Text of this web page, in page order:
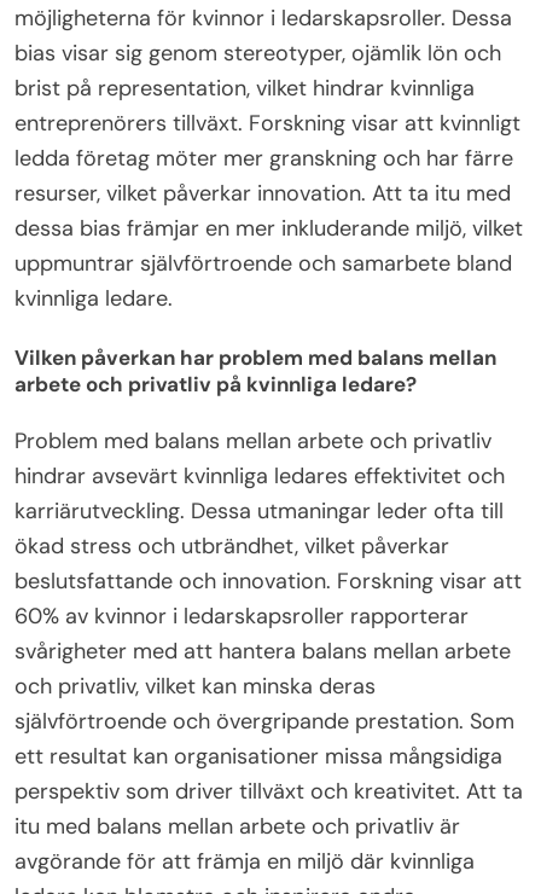
möjligheterna för kvinnor i ledarskapsroller. Dessa
bias visar sig genom stereotyper, ojämlik lön och
brist på representation, vilket hindrar kvinnliga
entreprenörers tillväxt. Forskning visar att kvinnligt
ledda företag möter mer granskning och har färre
resurser, vilket påverkar innovation. Att ta itu med
dessa bias främjar en mer inkluderande miljö, vilket
uppmuntrar självförtroende och samarbete bland
kvinnliga ledare.
Vilken påverkan har problem med balans mellan
arbete och privatliv på kvinnliga ledare?
Problem med balans mellan arbete och privatliv
hindrar avsevärt kvinnliga ledares effektivitet och
karriärutveckling. Dessa utmaningar leder ofta till
ökad stress och utbrändhet, vilket påverkar
beslutsfattande och innovation. Forskning visar att
60% av kvinnor i ledarskapsroller rapporterar
svårigheter med att hantera balans mellan arbete
och privatliv, vilket kan minska deras
självförtroende och övergripande prestation. Som
ett resultat kan organisationer missa mångsidiga
perspektiv som driver tillväxt och kreativitet. Att ta
itu med balans mellan arbete och privatliv är
avgörande för att främja en miljö där kvinnliga